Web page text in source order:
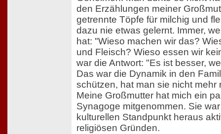
den Erzählungen meiner
getrennte Töpfe für milchig und
dazu nie etwas gelernt. Immer,
hat: "Wieso machen wir das?
und Fleisch? Wieso essen wir
war die Antwort: "Es ist besser,
Das war die Dynamik in den
schützen, hat man sie nicht mehr
Meine Großmutter hat mich ein
Synagoge mitgenommen. Sie
kulturellen Standpunkt heraus
religiösen Gründen.